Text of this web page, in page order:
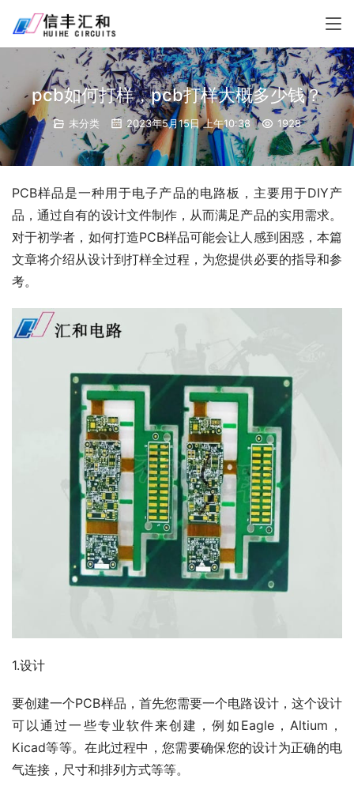
pcb如何打样，pcb打样大概多少钱？
未分类 2023年5月15日 上午10:38 1928
PCB样品是一种用于电子产品的电路板，主要用于DIY产
品，通过自有的设计文件制作，从而满足产品的实用需求。
对于初学者，如何打造PCB样品可能会让人感到困惑，本篇
文章将介绍从设计到打样全过程，为您提供必要的指导和参
考。
1.设计
要创建一个PCB样品，首先您需要一个电路设计，这个设计
可以通过一些专业软件来创建，例如Eagle，Altium，
Kicad等等。在此过程中，您需要确保您的设计为正确的电
气连接，尺寸和排列方式等等。